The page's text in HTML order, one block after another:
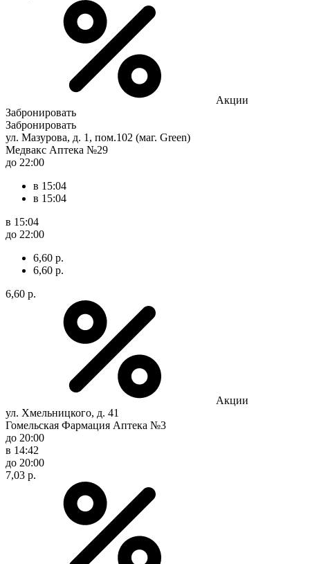
Акции
Забронировать
Забронировать
ул. Мазурова, д. 1, пом.102 (маг. Green)
Медвакс Аптека №29
до 22:00
в 15:04
в 15:04
в 15:04
до 22:00
6,60 р.
6,60 р.
6,60 р.
Акции
ул. Хмельницкого, д. 41
Гомельская Фармация Аптека №3
до 20:00
в 14:42
до 20:00
7,03 р.